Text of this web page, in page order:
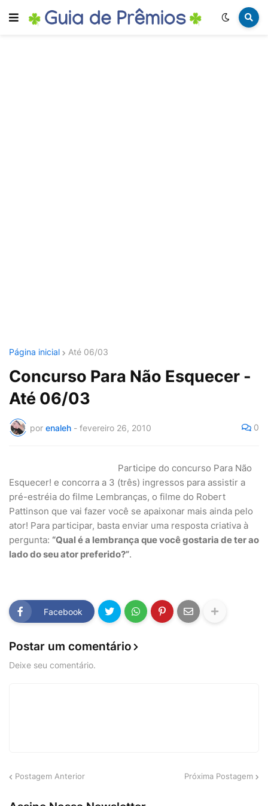
Página inicial Até 06/03
Concurso Para Não Esquecer -
Até 06/03
por enaleh - fevereiro 26, 2010 0
Participe do concurso Para Não
Esquecer! e concorra a 3 (três) ingressos para assistir a
pré-estréia do filme Lembranças, o filme do Robert
Pattinson que vai fazer você se apaixonar mais ainda pelo
ator! Para participar, basta enviar uma resposta criativa à
pergunta: “Qual é a lembrança que você gostaria de ter ao
lado do seu ator preferido?”.
Facebook
Postar um comentário
Deixe seu comentário.
Postagem Anterior Próxima Postagem